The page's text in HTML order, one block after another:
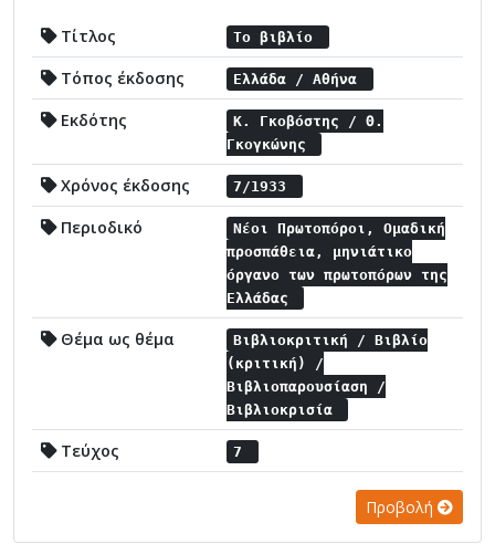
Τίτλος Το βιβλίο
Τόπος έκδοσης Ελλάδα / Αθήνα
Εκδότης
Κ. Γκοβόστης / Θ.
Γκογκώνης
Χρόνος έκδοσης 7/1933
Περιοδικό
Νέοι Πρωτοπόροι, Ομαδική
προσπάθεια, μηνιάτικο
όργανο των πρωτοπόρων της
Ελλάδας
Θέμα ως θέμα
Βιβλιοκριτική / Βιβλίο
(κριτική) /
Βιβλιοπαρουσίαση /
Βιβλιοκρισία
Τεύχος 7
Προβολή